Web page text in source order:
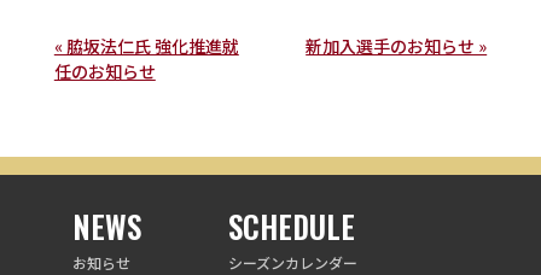
« 脇坂法仁氏 強化推進就
任のお知らせ
新加入選手のお知らせ »
NEWS
お知らせ
SCHEDULE
シーズンカレンダー